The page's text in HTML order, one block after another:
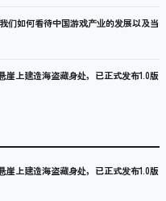
们如何看待中国游戏产业的发展以及当
崖上建造海盗藏身处，已正式发布1.0版
崖上建造海盗藏身处，已正式发布1.0版